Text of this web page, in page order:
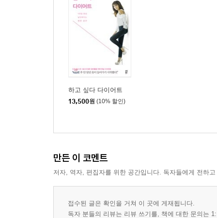
하고 싶다 다이어트
13,500원 (10% 할인)
만든 이 코멘트
저자, 역자, 편집자를 위한 공간입니다. 독자들에게 전하
접수된 글은 확인을 거쳐 이 곳에 게재됩니다.
독자 분들의 리뷰는 리뷰 쓰기를, 책에 대한 문의는